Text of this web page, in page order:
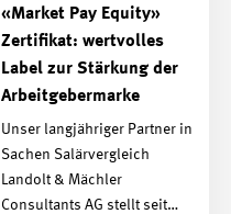
«Market Pay Equity»
Zertifikat: wertvolles
Label zur Stärkung der
Arbeitgebermarke
Unser langjähriger Partner in
Sachen Salärvergleich
Landolt & Mächler
Consultants AG stellt seit…